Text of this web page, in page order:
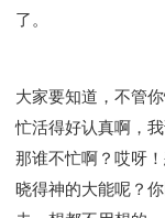
了。
大家要知道，不管
忙活得好认真啊，
那谁不忙啊？哎呀
晓得神的大能呢？